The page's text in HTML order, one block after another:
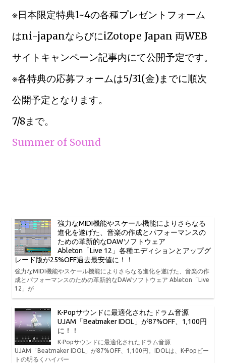
※日本限定特典1~4の各種プレゼントフォーム
はni-japanならびにiZotope Japan 両WEB
サイトキャンペーン記事内にて公開予定です。
※各特典の応募フォームは5/31(金)までに順次
公開予定となります。
7/8まで。
Summer of Sound
強力なMIDI機能やスケール機能によりさらなる
進化を遂げた、音楽の作成とパフォーマンスの
ための革新的なDAWソフトウェア
Ableton「Live 12」各種エディションとアップグ
レード版が25%OFF過去最安値に！！
強力なMIDI機能やスケール機能によりさらなる進化を遂げた、音楽の作
成とパフォーマンスのための革新的なDAWソフトウェア Ableton「Live
12」が
K-Popサウンドに最適化されたドラム音源
UJAM「Beatmaker IDOL」が87%OFF、1,100円
に！！
K-Popサウンドに最適化されたドラム音源
UJAM「Beatmaker IDOL」が87%OFF、1,100円。IDOLは、K-Popビー
トの明るくハイパー